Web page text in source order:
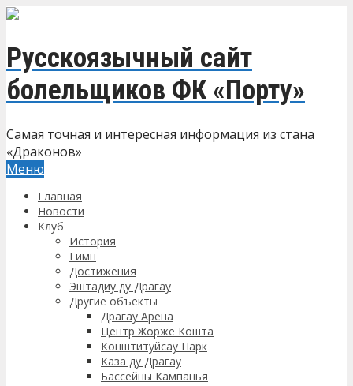
Русскоязычный сайт
болельщиков ФК «Порту»
Самая точная и интересная информация из стана
«Драконов»
Меню
Главная
Новости
Клуб
История
Гимн
Достижения
Эштадиу ду Драгау
Другие объекты
Драгау Арена
Центр Жорже Кошта
Конштитуйсау Парк
Каза ду Драгау
Бассейны Кампанья